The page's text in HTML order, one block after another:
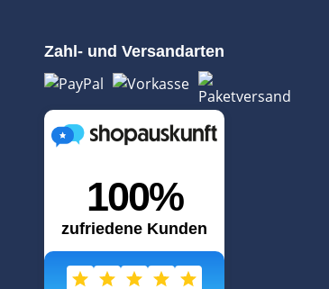
Zahl- und Versandarten